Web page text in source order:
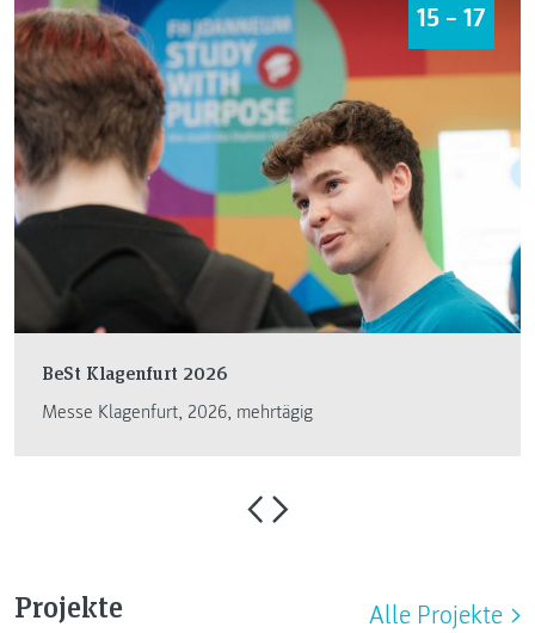
15 – 17
BeSt Klagenfurt 2026
Messe Klagenfurt, 2026, mehrtägig
Projekte Alle Projekte